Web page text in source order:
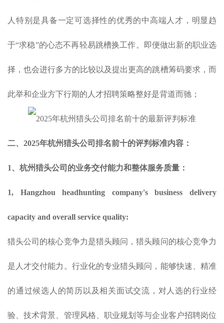
人特别是具备一定可选择性的优秀的中高端人才，明显趋
于“求稳”的心态不再轻易跳槽换工作。即便做出新的职业选
择，也会进行多方的比较以及提出更高的跳槽筹码要求，而
此举和企业方下行期的人才招聘策略整好是背道而驰；
二、2025年杭州猎头公司排名前十的评判标准内容：
1、 杭州猎头公司的业务交付能力和整体服务质量 ：
1, Hangzhou headhunting company's business delivery
capacity and overall service quality:
猎头公司的核心竞争力是猎头顾问，猎头顾问的核心竞争力
是人才交付能力。行业化的专业猎头顾问，能够快速、精准
的通过候选人的简历以及相关面试交流，对人选的行业经
验、技术背景、管理风格、职业规划等与企业客户招聘岗位